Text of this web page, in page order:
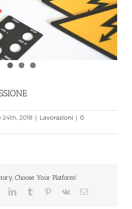
2018 | Lavorazioni | 0
Choose Your Platform!
LinkedInTumblr Pinterest
Vk Email